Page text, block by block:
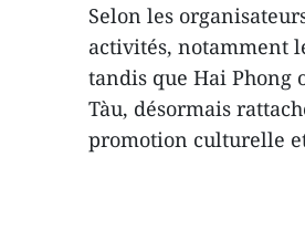
Selon les
activités, notamment
tandis que Hai Phong
Tàu, désormais
promotion culturelle